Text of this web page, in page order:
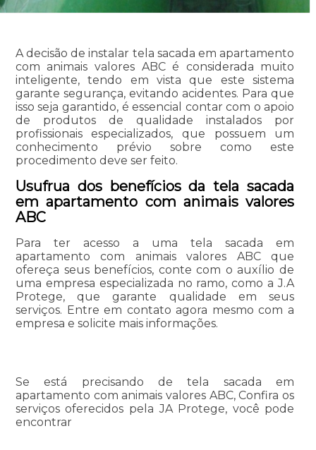
A decisão de instalar tela sacada em apartamento
com animais valores ABC é considerada muito
inteligente, tendo em vista que este sistema
garante segurança, evitando acidentes. Para que
isso seja garantido, é essencial contar com o apoio
de produtos de qualidade instalados por
profissionais especializados, que possuem um
conhecimento prévio sobre como este
procedimento deve ser feito.
Usufrua dos benefícios da tela sacada
em apartamento com animais valores
ABC
Para ter acesso a uma tela sacada em
apartamento com animais valores ABC que
ofereça seus benefícios, conte com o auxílio de
uma empresa especializada no ramo, como a J.A
Protege, que garante qualidade em seus
serviços. Entre em contato agora mesmo com a
empresa e solicite mais informações.
Se está precisando de tela sacada em
apartamento com animais valores ABC, Confira os
serviços oferecidos pela JA Protege, você pode
encontrar